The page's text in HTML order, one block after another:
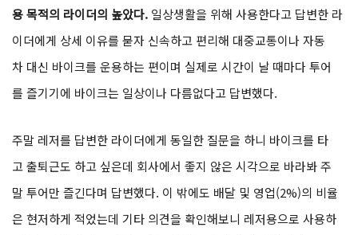
용 목적의 라이더의 높았다. 일상생활을 위해 사용한다고 답변한 라
이더에게 상세 이유를 묻자 신속하고 편리해 대중교통이나 자동
차 대신 바이크를 운용하는 편이며 실제로 시간이 날 때마다 투어
를 즐기기에 바이크는 일상이나 다름없다고 답변했다.
주말 레저를 답변한 라이더에게 동일한 질문을 하니 바이크를 타
고 출퇴근도 하고 싶은데 회사에서 좋지 않은 시각으로 바라봐 주
말 투어만 즐긴다며 답변했다. 이 밖에도 배달 및 영업(2%)의 비율
은 현저하게 적었는데 기타 의견을 확인해보니 레저용으로 사용하